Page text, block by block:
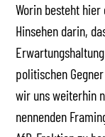
Worin besteht
Hinsehen darin,
politischen
wir uns weiterhin
nennenden